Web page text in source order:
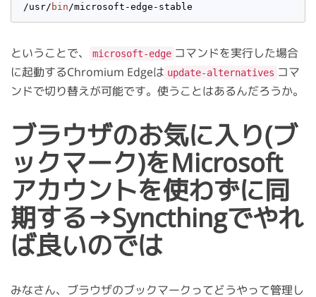
/usr/ bin
ということで、 microsoft-edge コマンドを実行した場合
に起動するChromium Edgeは update-alternatives コマ
ンドで切り替えが可能です。使うことはあるんだろうか。
ブラウザのお気に入り(ブ
ックマーク)をMicrosoft
アカウントを使わずに同
期する→Syncthingでやれ
ば良いのでは
みなさん、ブラウザのブックマークってどうやって管理し